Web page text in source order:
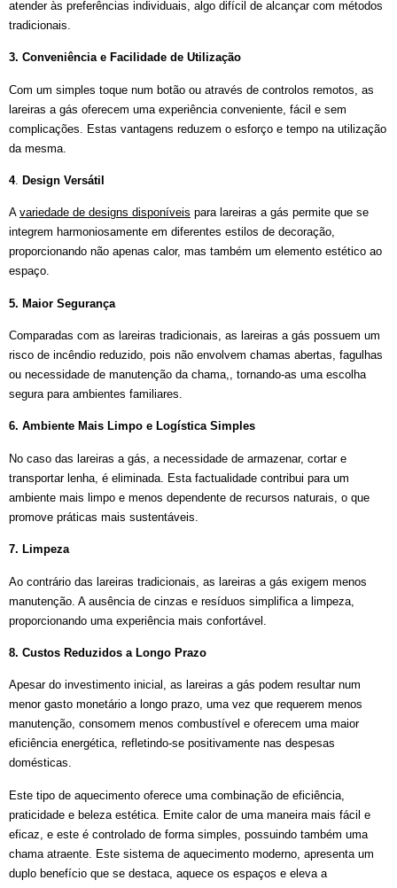
atender às preferências individuais, algo difícil de alcançar com métodos
tradicionais.
3. Conveniência e Facilidade de Utilização
Com um simples toque num botão ou através de controlos remotos, as
lareiras a gás oferecem uma experiência conveniente, fácil e sem
complicações. Estas vantagens reduzem o esforço e tempo na utilização
da mesma.
4. Design Versátil
A variedade de designs disponíveis para lareiras a gás permite que se
integrem harmoniosamente em diferentes estilos de decoração,
proporcionando não apenas calor, mas também um elemento estético ao
espaço.
5. Maior Segurança
Comparadas com as lareiras tradicionais, as lareiras a gás possuem um
risco de incêndio reduzido, pois não envolvem chamas abertas, fagulhas
ou necessidade de manutenção da chama,, tornando-as uma escolha
segura para ambientes familiares.
6. Ambiente Mais Limpo e Logística Simples
No caso das lareiras a gás, a necessidade de armazenar, cortar e
transportar lenha, é eliminada. Esta factualidade contribui para um
ambiente mais limpo e menos dependente de recursos naturais, o que
promove práticas mais sustentáveis.
7. Limpeza
Ao contrário das lareiras tradicionais, as lareiras a gás exigem menos
manutenção. A ausência de cinzas e resíduos simplifica a limpeza,
proporcionando uma experiência mais confortável.
8. Custos Reduzidos a Longo Prazo
Apesar do investimento inicial, as lareiras a gás podem resultar num
menor gasto monetário a longo prazo, uma vez que requerem menos
manutenção, consomem menos combustível e oferecem uma maior
eficiência energética, refletindo-se positivamente nas despesas
domésticas.
Este tipo de aquecimento oferece uma combinação de eficiência,
praticidade e beleza estética. Emite calor de uma maneira mais fácil e
eficaz, e este é controlado de forma simples, possuindo também uma
chama atraente. Este sistema de aquecimento moderno, apresenta um
duplo benefício que se destaca, aquece os espaços e eleva a